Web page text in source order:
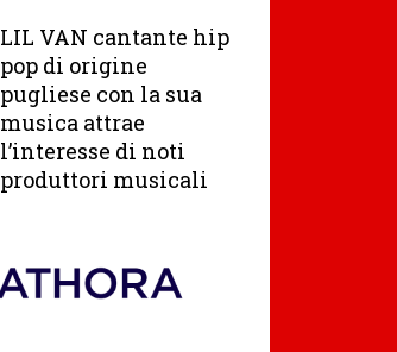
LIL VAN cantante hip
pop di origine
pugliese con la sua
musica attrae
l’interesse di noti
produttori musicali